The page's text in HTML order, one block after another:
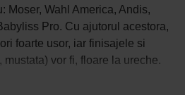
Moser, Wahl America, Andis,
Pro. Cu ajutorul acestora,
foarte usor, iar finisajele si
mustata) vor fi, floare la ureche.
o gama variata de